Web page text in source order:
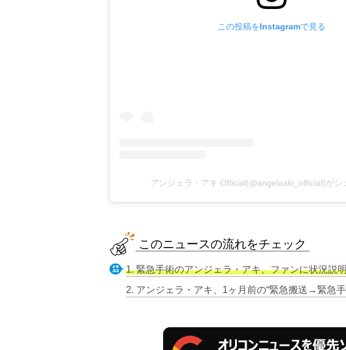
この投稿をInstagramで見る
アンジェラ・アキ Official(@angelaaki_official)がシ
このニュースの流れをチェック
1. 緊急手術のアンジェラ・アキ、ファンに状況説明「はや